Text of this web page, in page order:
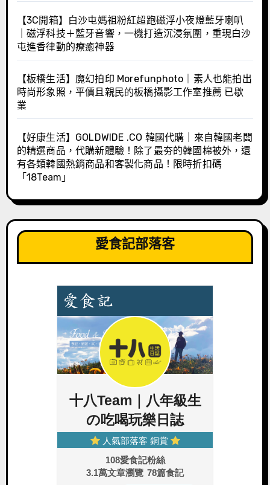
【3C開箱】白沙屯媽祖粉紅超跑磁浮小夜燈藍牙喇叭
｜磁浮科技＋藍牙音響，一機打造沉浸氛圍，重現白沙
屯進香律動的療癒神器
【板橋生活】魔幻拍印 Morefunphoto｜素人也能拍出
時尚形象照，平價且親民的板橋攝影工作室推薦 已歇
業
【好康生活】GOLDWIDE .CO 韓國代購｜來自韓國老闆
的精選商品，代購新體驗！除了最夯的韓國棉被外，還
有各類韓國熱銷商品和客製化商品！限時折扣碼
「18Team」
愛食記部落客